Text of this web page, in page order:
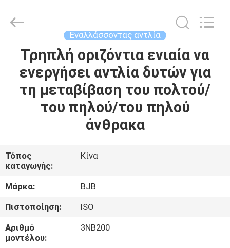
ΣΠΊΤΙ
ΠΡΟΪΌΝΤΑ
ΓΎΡΟΣ
ΕΡΓΟΣΤΑΣΊΩΝ
ΠΟΙΟΤΙΚΌΣ
ΈΛΕΓΧΟΣ
Ltd..
Developed
Εναλλάσσοντας αντλία
Τρηπλή οριζόντια ενιαία να
ενεργήσει αντλία δυτών για
τη μεταβίβαση του πολτού/
του πηλού/του πηλού
άνθρακα
Τόπος
καταγωγής:
Κίνα
Μάρκα:
BJB
Πιστοποίηση:
ISO
Αριθμό
μοντέλου:
3NB200